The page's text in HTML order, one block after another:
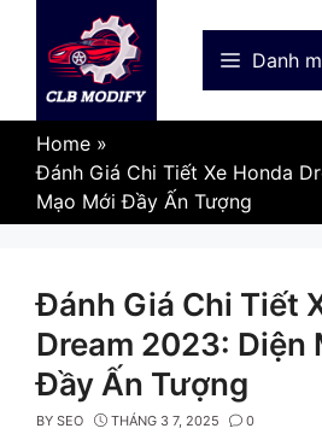
content
Danh
Home »
Đánh Giá Chi Tiết Xe Honda
Mạo Mới Đầy Ấn Tượng
Đánh Giá Chi Tiết
Dream 2023: Diện
Đầy Ấn Tượng
BY SEO THÁNG 3 7, 2025 0